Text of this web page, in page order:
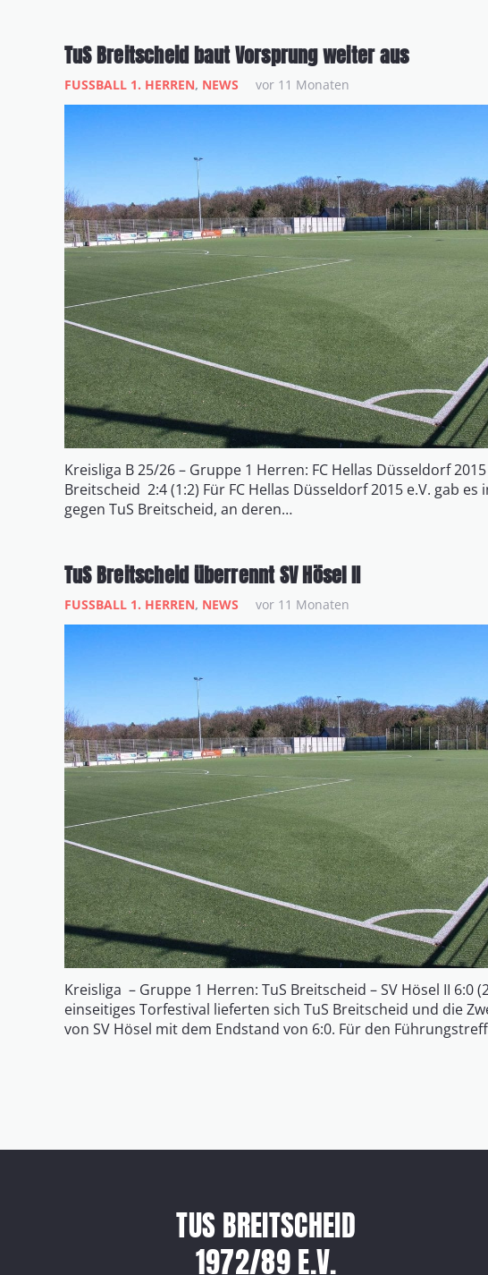
TuS Breitscheid baut Vorsprung weiter aus
FUSSBALL 1. HERREN , NEWS vor 11 Monaten
Kreisliga B 25/26 – Gruppe 1 Herren: FC Hellas Düsseldorf 2015
Breitscheid 2:4 (1:2) Für FC Hellas Düsseldorf 2015 e.V. gab es
gegen TuS Breitscheid, an deren…
TuS Breitscheid überrennt SV Hösel II
FUSSBALL 1. HERREN , NEWS vor 11 Monaten
Kreisliga – Gruppe 1 Herren: TuS Breitscheid – SV Hösel II 6:0
einseitiges Torfestival lieferten sich TuS Breitscheid und die
von SV Hösel mit dem Endstand von 6:0. Für den
TUS BREITSCHEID
1972/89 E.V.